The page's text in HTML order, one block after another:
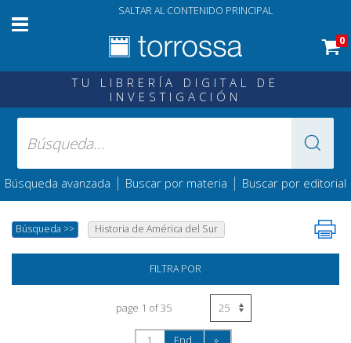
SALTAR AL CONTENIDO PRINCIPAL
0
TU LIBRERÍA DIGITAL DE
INVESTIGACIÓN
Búsqueda avanzada | Buscar por materia | Buscar por editorial
Búsqueda >> Historia de América del Sur
FILTRA POR
page 1 of 35
1 End »